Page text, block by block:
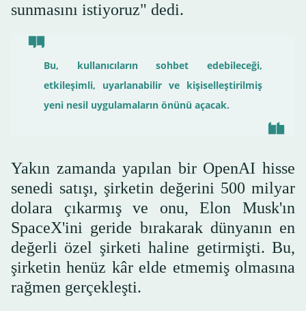
sunmasını istiyoruz" dedi.
Bu, kullanıcıların sohbet edebileceği,
etkileşimli, uyarlanabilir ve kişiselleştirilmiş
yeni nesil uygulamaların önünü açacak.
Yakın zamanda yapılan bir OpenAI hisse
senedi satışı, şirketin değerini 500 milyar
dolara çıkarmış ve onu, Elon Musk'ın
SpaceX'ini geride bırakarak dünyanın en
değerli özel şirketi haline getirmişti. Bu,
şirketin henüz kâr elde etmemiş olmasına
rağmen gerçekleşti.